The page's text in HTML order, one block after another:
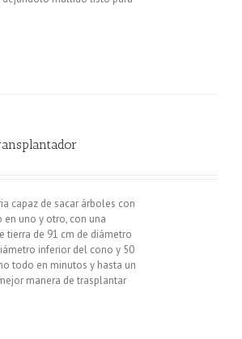
capaz de sacar árboles con
en uno y otro, con una
tierra de 91 cm de diámetro
inferior del cono y 50
todo en minutos y hasta un
manera de trasplantar